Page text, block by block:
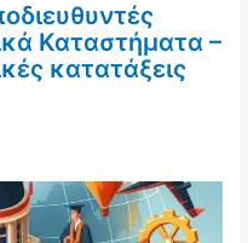
Καταστήματα –
κατατάξεις